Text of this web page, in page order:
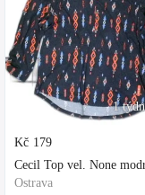
1
Kč 179
Cecil Top vel. None
Ostrava